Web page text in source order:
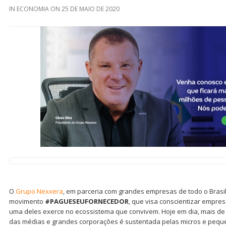
IN ECONOMIA ON 25 DE MAIO DE 2020
O Grupo Nexxera, em parceria com grandes empresas de todo o
movimento #PAGUESEUFORNECEDOR, que visa conscientizar
uma deles exerce no ecossistema que convivem. Hoje em dia, mais
das médias e grandes corporações é sustentada pelas micros e